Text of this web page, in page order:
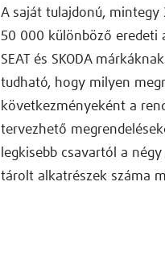
A saját tulajdonú, mintegy
50 000 különböző eredeti
SEAT és SKODA
tudható, hogy milyen
következményeként a
tervezhető
legkisebb csavartól a
tárolt alkatrészek száma